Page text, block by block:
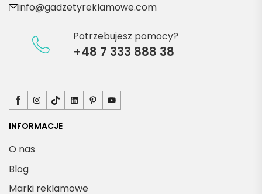
info@gadzetyreklamowe.com
Potrzebujesz pomocy?
+48 7 333 888 38
Facebook
Instagram
TikTokLinkedInPinterestYouTube
INFORMACJE
O nas
Blog
Marki reklamowe